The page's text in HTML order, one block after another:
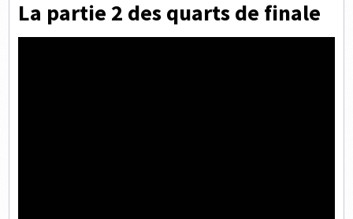
La partie 2 des quarts de finale